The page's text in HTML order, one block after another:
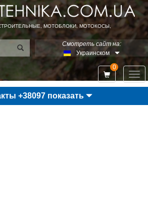
МОТОБЛОКИ, МОТОКОСЫ,
Смотреть сайт на:
Украинском
0
+38097 показать